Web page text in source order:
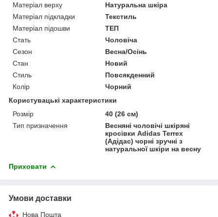
Матеріал верху
Натуральна шкіра
Матеріал підкладки
Текстиль
Матеріал підошви
ТЕП
Стать
Чоловіча
Сезон
Весна/Осінь
Стан
Новий
Стиль
Повсякденний
Колір
Чорний
Користувацькі характеристики
Розмір
40 (26 см)
Тип призначення
Весняні чоловічі шкіряні
кросівки Adidas Terrex
(Адідас) чорні зручні з
натуральної шкіри на весну
Приховати
Умови доставки
Нова Пошта